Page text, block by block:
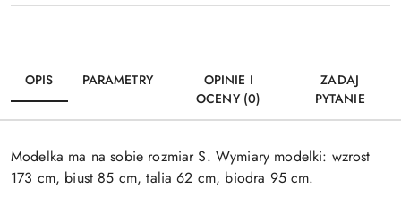
OPIS PARAMETRY
OPINIE I
OCENY (0)
ZADAJ
PYTANIE
Modelka ma na sobie rozmiar S. Wymiary modelki: wzrost
173 cm, biust 85 cm, talia 62 cm, biodra 95 cm.